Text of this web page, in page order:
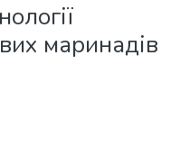
маринадів